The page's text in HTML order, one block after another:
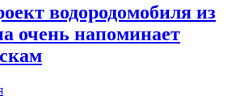
водородомобиля из
очень напоминает